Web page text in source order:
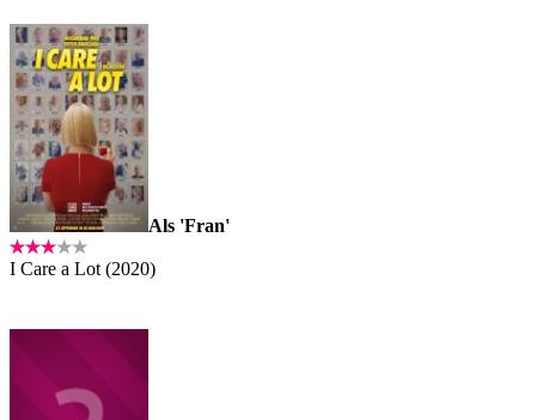
Als 'Fran'
I Care a Lot (2020)